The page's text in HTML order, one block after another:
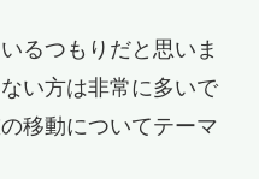
るつもりだと思いま
い方は非常に多いで
移動についてテーマ